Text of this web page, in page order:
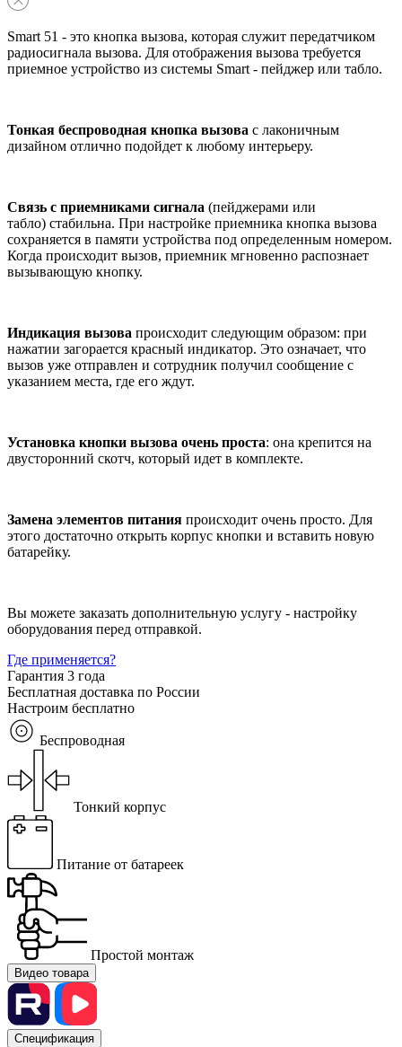
Smart 51 - это кнопка вызова, которая служит передатчиком
радиосигнала вызова. Для отображения вызова требуется
приемное устройство из системы Smart - пейджер или табло.
Тонкая беспроводная кнопка вызова с лаконичным
дизайном отлично подойдет к любому интерьеру.
Связь с приемниками сигнала (пейджерами или
табло) стабильна. При настройке приемника кнопка вызова
сохраняется в памяти устройства под определенным номером.
Когда происходит вызов, приемник мгновенно распознает
вызывающую кнопку.
Индикация вызова происходит следующим образом: при
нажатии загорается красный индикатор. Это означает, что
вызов уже отправлен и сотрудник получил сообщение с
указанием места, где его ждут.
Установка кнопки вызова очень проста: она крепится на
двусторонний скотч, который идет в комплекте.
Замена элементов питания происходит очень просто. Для
этого достаточно открыть корпус кнопки и вставить новую
батарейку.
Вы можете заказать дополнительную услугу - настройку
оборудования перед отправкой.
Где применяется?
Гарантия 3 года
Бесплатная доставка по России
Настроим бесплатно
Беспроводная
Тонкий корпус
Питание от батареек
Простой монтаж
Видео товара
Спецификация